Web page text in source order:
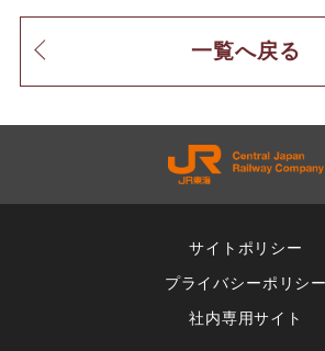
一覧へ戻る
サイトポリシー
プライバシーポリシー
社内専用サイト